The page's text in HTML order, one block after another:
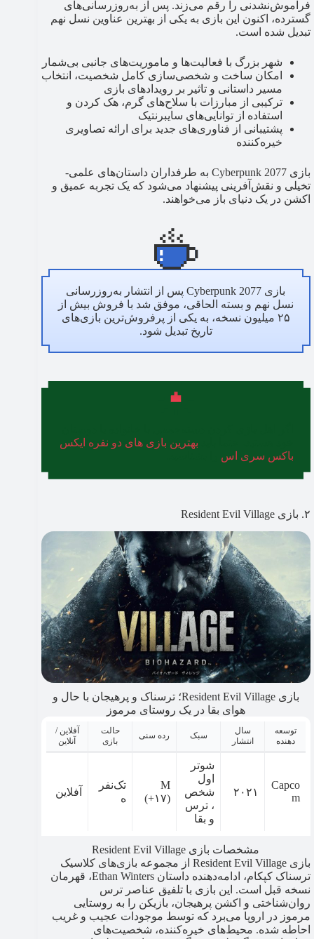
فراموش‌نشدنی را رقم می‌زند. پس از به‌روزرسانی‌های
گسترده، اکنون این بازی به یکی از بهترین عناوین نسل نهم
تبدیل شده است.
شهر بزرگ با فعالیت‌ها و ماموریت‌های جانبی بی‌شمار
امکان ساخت و شخصی‌سازی کامل شخصیت، انتخاب
مسیر داستانی و تاثیر بر رویدادهای بازی
ترکیبی از مبارزات با سلاح‌های گرم، هک کردن و
استفاده از توانایی‌های سایبرنتیک
پشتیبانی از فناوری‌های جدید برای ارائه تصاویری
خیره‌کننده
بازی Cyberpunk 2077 به طرفداران داستان‌های علمی-
تخیلی و نقش‌آفرینی پیشنهاد می‌شود که یک تجربه عمیق و
اکشن در یک دنیای باز می‌خواهند.
بازی Cyberpunk 2077 پس از انتشار به‌روزرسانی
نسل نهم و بسته الحاقی، موفق شد با فروش بیش از
۲۵ میلیون نسخه، به یکی از پرفروش‌ترین بازی‌های
تاریخ تبدیل شود.
بهترین بازی های دو نفره ایکس
باکس سری اس
۲. بازی Resident Evil Village
بازی Resident Evil Village؛ ترسناک و پرهیجان با حال و
هوای بقا در یک روستای مرموز
توسعه
دهنده
سال
انتشار
سبک رده سنی
حالت
بازی
آفلاین /
آنلاین
Capco
m
۲۰۲۱
شوتر
اول
شخص
، ترس
و بقا
M
(+۱۷)
تک‌نفر
ه
آفلاین
مشخصات بازی Resident Evil Village
بازی Resident Evil Village از مجموعه بازی‌های کلاسیک
ترسناک کپکام، ادامه‌دهنده داستان Ethan Winters، قهرمان
نسخه قبل است. این بازی با تلفیق عناصر ترس
روان‌شناختی و اکشن پرهیجان، بازیکن را به روستایی
مرموز در اروپا می‌برد که توسط موجودات عجیب و غریب
احاطه شده. محیط‌های خیره‌کننده، شخصیت‌های